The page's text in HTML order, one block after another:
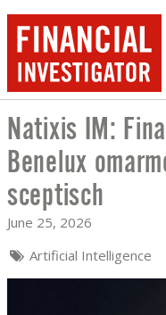
NATIXIS IM:
Natixis IM:
Benelux
sceptisch
June 25, 2026
Artificial Intelligence